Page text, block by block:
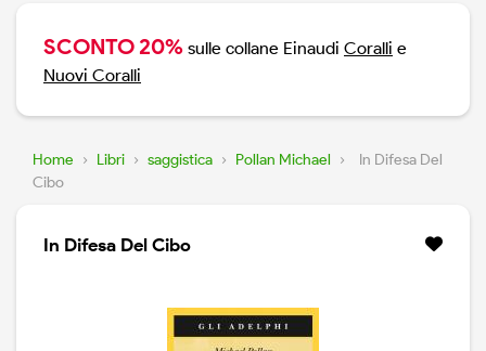
SCONTO 20% sulle collane Einaudi Coralli e
Nuovi Coralli
Home › Libri › saggistica › Pollan Michael ›
In Difesa Del
Cibo
In Difesa Del Cibo